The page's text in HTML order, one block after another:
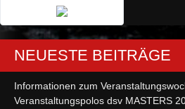
NEUESTE BEITRÄGE
Informationen zum
Veranstaltungspolos dsv MASTERS